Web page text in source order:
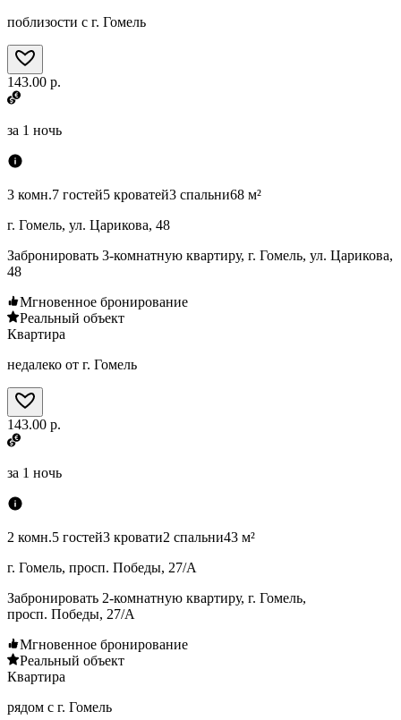
поблизости с г. Гомель
143.00 р.
за 1 ночь
3 комн.7 гостей5 кроватей3 спальни68 м²
г. Гомель, ул. Царикова, 48
Забронировать 3-комнатную квартиру, г. Гомель, ул. Царикова,
48
Мгновенное бронирование
Реальный объект
Квартира
недалеко от г. Гомель
143.00 р.
за 1 ночь
2 комн.5 гостей3 кровати2 спальни43 м²
г. Гомель, просп. Победы, 27/А
Забронировать 2-комнатную квартиру, г. Гомель,
просп. Победы, 27/А
Мгновенное бронирование
Реальный объект
Квартира
рядом с г. Гомель